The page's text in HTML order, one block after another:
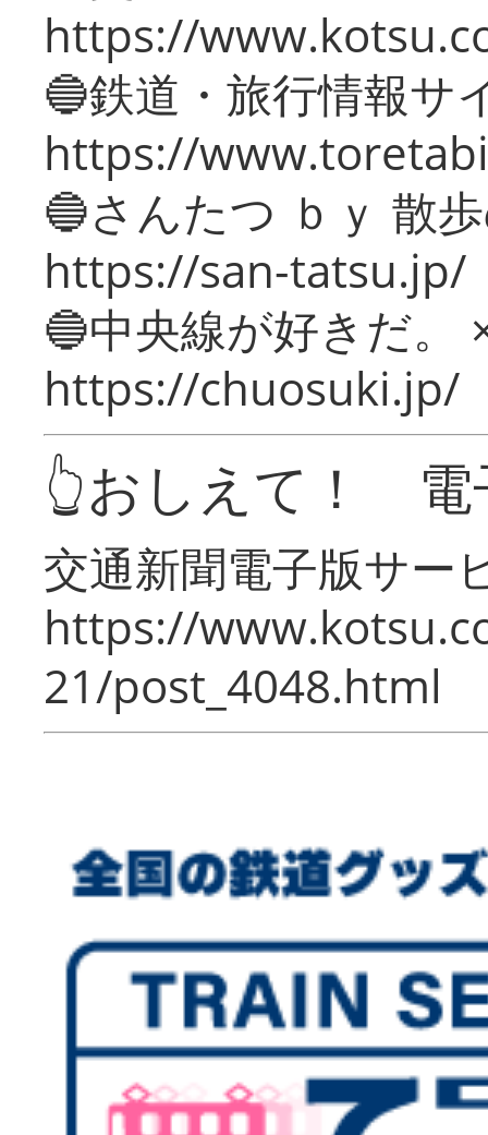
https://
🔵鉄道・旅行情報サ
https://
🔵さんたつ ｂｙ 散
https://san-tatsu.jp/
🔵中央線が好きだ。
https://chuosuki.jp/
👆おしえて！ 電
交通新聞電子版サー
https://
21/post_4048.html